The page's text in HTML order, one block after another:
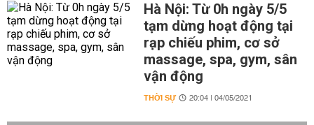
Hà Nội: Từ 0h ngày 5/5
tạm dừng hoạt động tại
rạp chiếu phim, cơ sở
massage, spa, gym, sân
vận động
THỜI SỰ 20:04 | 04/05/2021